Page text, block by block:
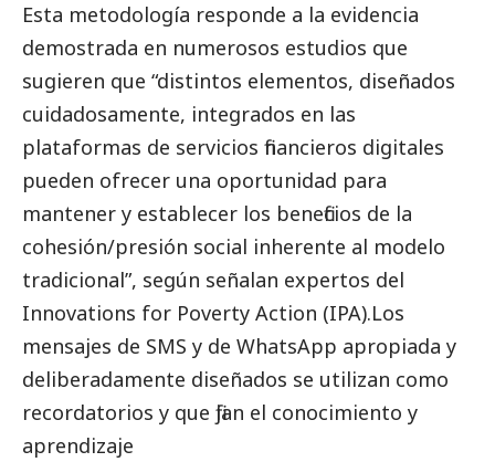
Esta metodología responde a la evidencia
demostrada en numerosos estudios que
sugieren que “distintos elementos, diseñados
cuidadosamente, integrados en las
plataformas de servicios financieros digitales
pueden ofrecer una oportunidad para
mantener y establecer los beneficios de la
cohesión/presión social inherente al modelo
tradicional”, según señalan expertos del
Innovations for Poverty Action (IPA).Los
mensajes de SMS y de WhatsApp apropiada y
deliberadamente diseñados se utilizan como
recordatorios y que fijan el conocimiento y
aprendizaje